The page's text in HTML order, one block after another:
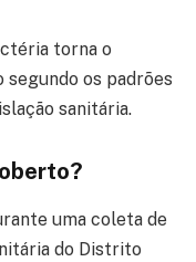
torna o
segundo os padrões
sanitária.
uma coleta de
do Distrito